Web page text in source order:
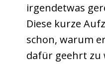
irgendetwas
Diese kurze
schon, warum
dafür geehrt zu